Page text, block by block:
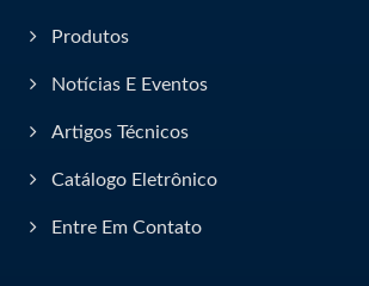
Produtos
Notícias E Eventos
Artigos Técnicos
Catálogo Eletrônico
Entre Em Contato